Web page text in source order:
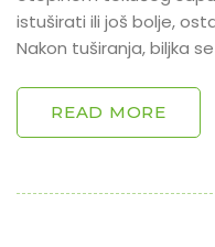
istuširati ili još bolje,
Nakon tuširanja, biljka
READ MORE